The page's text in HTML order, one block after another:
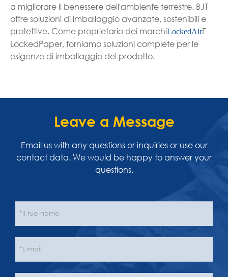
a migliorare il benessere dell'ambiente terrestre. BJT
offre soluzioni di imballaggio avanzate, sostenibili e
protettive. Come proprietario dei marchiLockedAirE
LockedPaper, forniamo soluzioni complete per le
esigenze di imballaggio del prodotto.
Leave a Message
Email us with any questions or inquiries or use our
contact data. We would be happy to answer your
questions.